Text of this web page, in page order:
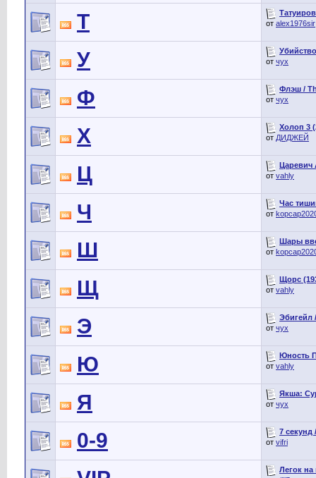
Т
от alex1976sir
У
от чух
Ф
Флэш /
от чух
Х
Холоп 3
от ДИДЖЕЙ
Ц
Царевич
от vahly
Ч
Час
от
Ш
Шары
от
Щ
Щорс
от vahly
Э
Эбигейл
от чух
Ю
Юность
от vahly
Я
Якша:
от чух
0-9
7 секунд
от vifri
Легок на